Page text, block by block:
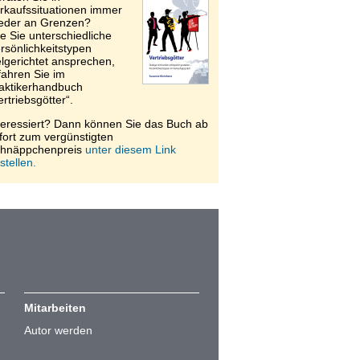
immer
an Grenzen?
Sie unterschiedliche
ansprechen,
Sie im
Dann können Sie das Buch ab
zum vergünstigten
unter diesem Link
Mitarbeiten
Autor werden